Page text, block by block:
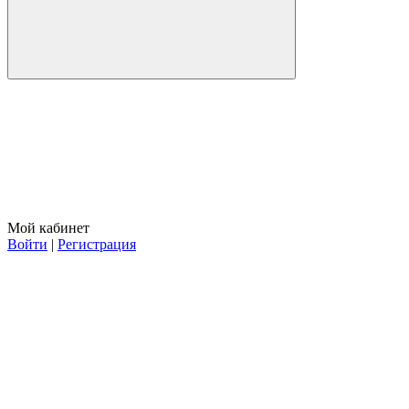
Мой кабинет
Войти | Регистрация